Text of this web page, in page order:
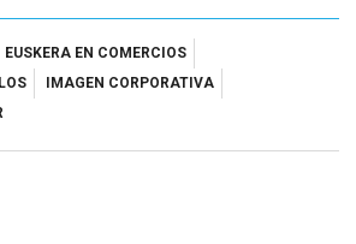
EUSKERA EN COMERCIOS
IMAGEN CORPORATIVA